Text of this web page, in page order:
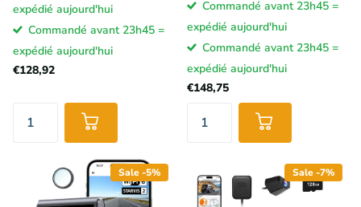
expédié aujourd'hui
Commandé avant 23h45 =
expédié aujourd'hui
€128,92
Commandé avant 23h45 =
expédié aujourd'hui
Commandé avant 23h45 =
expédié aujourd'hui
€148,75
Sale -5% Sale -7%